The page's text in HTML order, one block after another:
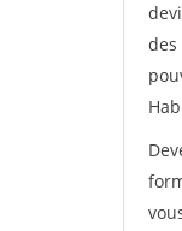
des